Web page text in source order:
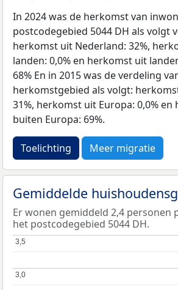
In 2024 was de herkomst van
postcodegebied 5044 DH als volgt
herkomst uit Nederland: 32%,
landen: 0,0% en herkomst uit
68% En in 2015 was de verdeling
herkomstgebied als volgt:
31%, herkomst uit Europa: 0,0% en
buiten Europa: 69%.
Toelichting Meer migratie
Gemiddelde
Er wonen gemiddeld 2,4 personen
het postcodegebied 5044 DH.
3,0
3,0
3,5
3,5